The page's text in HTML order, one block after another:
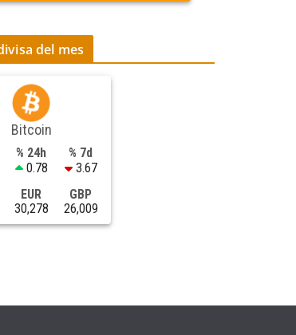
del mes
Bitcoin
% 24h
0.78
% 7d
3.67
EUR
30,278
GBP
26,009